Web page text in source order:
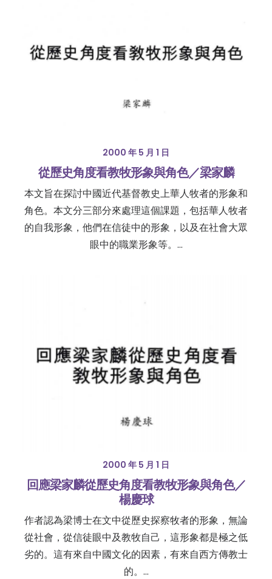
2000 年 5 月 1 日
從歷史角度看教牧形象與角色／梁家麟
本文旨在探討中國近代基督教史上華人牧者的形象和
角色。本文分三部分來處理這個課題，包括華人牧者
的自我形象，他們在信徒中的形象，以及在社會大眾
眼中的職業形象等。…
2000 年 5 月 1 日
回應梁家麟從歷史角度看教牧形象與角色／
楊慶球
作者認為梁博士在文中從歷史探察牧者的形象，無論
從社會，從信徒眼中及教牧自己，這形象都是極之低
劣的。這有來自中國文化的因素，有來自西方傳教士
的。…